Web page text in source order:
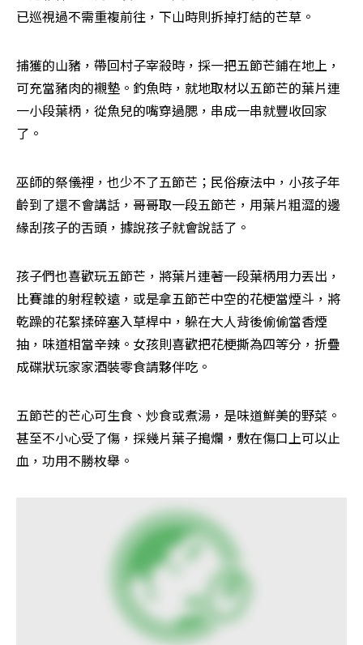
已巡視過不需重複前往，下山時則拆掉打結的芒草。
捕獲的山豬，帶回村子宰殺時，採一把五節芒鋪在地上，
可充當豬肉的襯墊。釣魚時，就地取材以五節芒的葉片連
一小段葉柄，從魚兒的嘴穿過腮，串成一串就豐收回家
了。
巫師的祭儀裡，也少不了五節芒；民俗療法中，小孩子年
齡到了還不會講話，哥哥取一段五節芒，用葉片粗澀的邊
緣刮孩子的舌頭，據說孩子就會說話了。
孩子們也喜歡玩五節芒，將葉片連著一段葉柄用力丟出，
比賽誰的射程較遠，或是拿五節芒中空的花梗當煙斗，將
乾躁的花絮揉碎塞入草桿中，躲在大人背後偷偷當香煙
抽，味道相當辛辣。女孩則喜歡把花梗撕為四等分，折疊
成碟狀玩家家酒裝零食請夥伴吃。
五節芒的芒心可生食、炒食或煮湯，是味道鮮美的野菜。
甚至不小心受了傷，採幾片葉子搗爛，敷在傷口上可以止
血，功用不勝枚舉。